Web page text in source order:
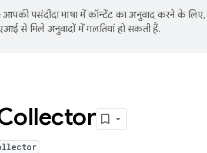
पसंदीदा भाषा में कॉन्टेंट का अनुवाद करने के
से मिले अनुवादों में गलतियां हो सकती हैं.